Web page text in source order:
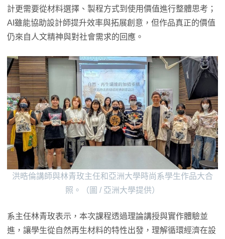
計更需要從材料選擇、製程方式到使用價值進行整體思考；
AI雖能協助設計師提升效率與拓展創意，但作品真正的價值
仍來自人文精神與對社會需求的回應。
洪晧倫講師與林青玫主任和亞洲大學時尚系學生作品大合
照。（圖 / 亞洲大學提供）
系主任林青玫表示，本次課程透過理論講授與實作體驗並
進，讓學生從自然再生材料的特性出發，理解循環經濟在設